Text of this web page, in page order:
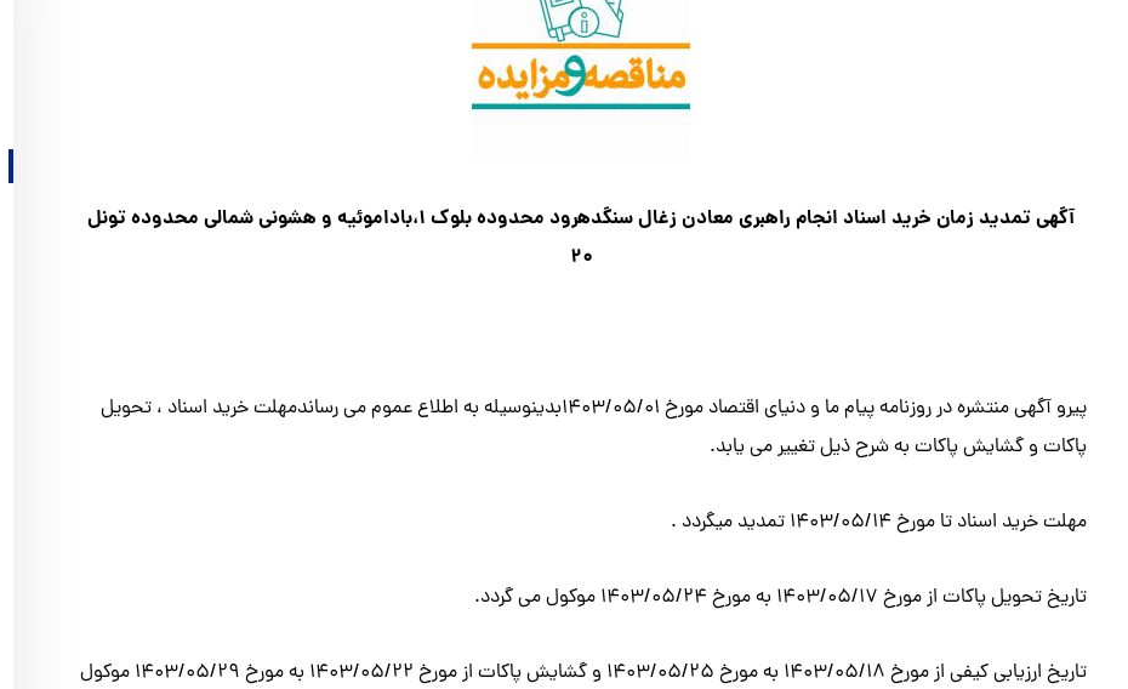
آگهي تمدید زمان خرید اسناد انجام راهبری معادن زغال سنگدهرود محدوده بلوك ۱،باداموئيه و هشوني شمالي محدوده تونل
۲۰
پیرو آگهی منتشره در روزنامه پيام ما و دنياي اقتصاد مورخ ۱۴۰۳/۰۵/۰۱بدینوسیله به اطلاع عموم می رساندمهلت خرید اسناد ، تحویل
پاکات و گشایش پاکات به شرح ذیل تغییر می یابد.
مهلت خرید اسناد تا مورخ ۱۴۰۳/۰۵/۱۴ تمدید میگردد .
تاریخ تحویل پاکات از مورخ ۱۴۰۳/۰۵/۱۷ به مورخ ۱۴۰۳/۰۵/۲۴ موکول می گردد.
تاریخ ارزيابي كيفي از مورخ ۱۴۰۳/۰۵/۱۸ به مورخ ۱۴۰۳/۰۵/۲۵ و گشايش پاكات از مورخ ۱۴۰۳/۰۵/۲۲ به مورخ ۱۴۰۳/۰۵/۲۹ موکول